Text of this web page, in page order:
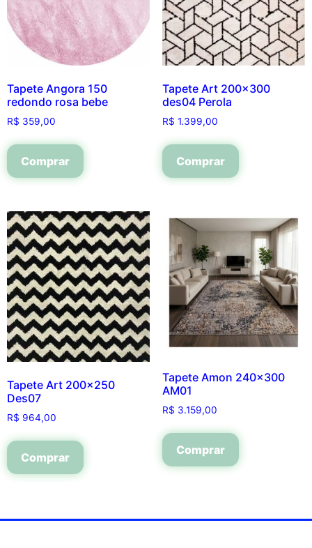
Tapete Angora 150
redondo rosa bebe
R$ 359,00
Comprar
Tapete Art 200×300
des04 Perola
R$ 1.399,00
Comprar
Tapete Art 200×250
Des07
R$ 964,00
Comprar
Tapete Amon 240×300
AM01
R$ 3.159,00
Comprar